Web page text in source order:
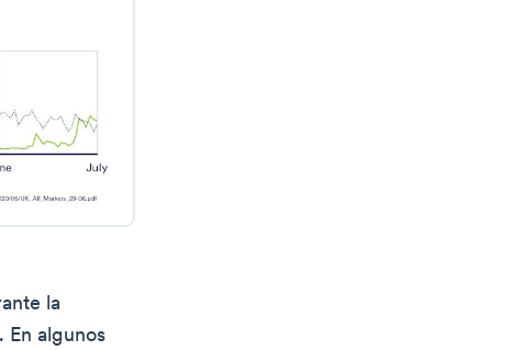
la
En algunos